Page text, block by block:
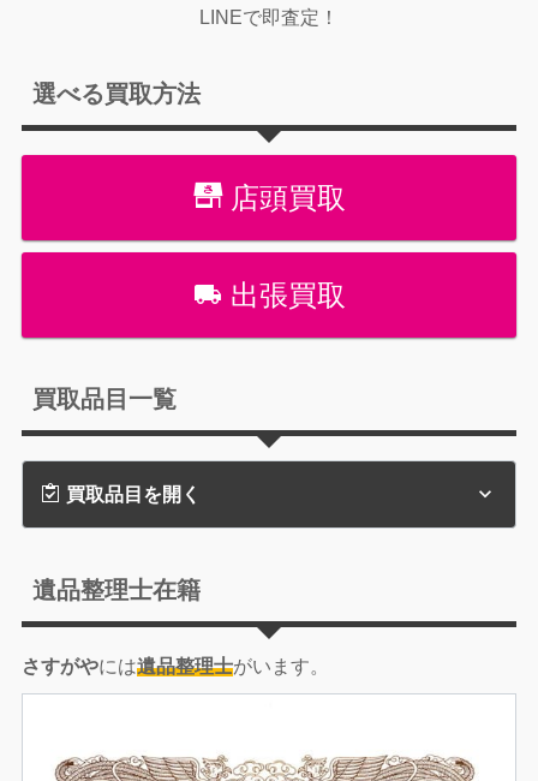
LINEで即査定！
選べる買取方法
店頭買取
出張買取
買取品目一覧
買取品目を開く
遺品整理士在籍
さすがやには遺品整理士がいます。